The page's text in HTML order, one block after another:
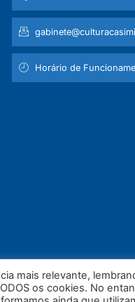
Horário de
mais relevante,
os cookies. No